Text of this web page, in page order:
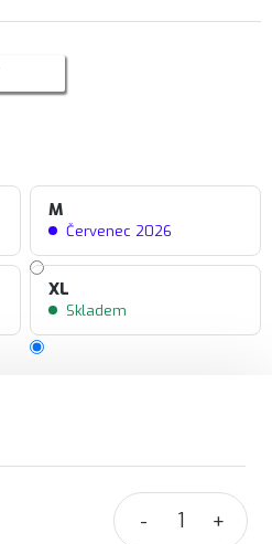
M
Červenec 2026
XL
Skladem